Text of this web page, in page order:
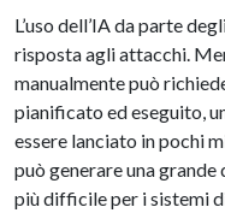
L’uso dell’IA da parte
risposta agli attacchi.
manualmente può
pianificato ed eseguito,
essere lanciato in pochi
può generare una
più difficile per i sistemi